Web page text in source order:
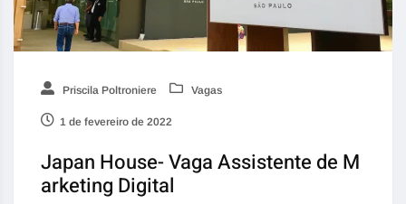
Priscila Poltroniere Vagas
1 de fevereiro de 2022
Japan House- Vaga Assistente de M
arketing Digital